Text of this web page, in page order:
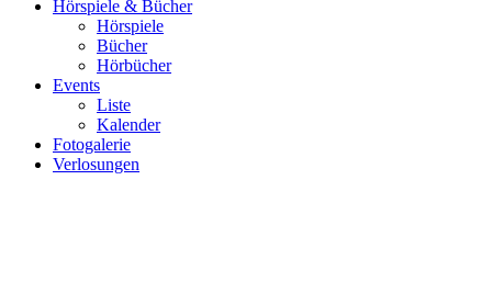
Hörspiele & Bücher
Hörspiele
Bücher
Hörbücher
Events
Liste
Kalender
Fotogalerie
Verlosungen